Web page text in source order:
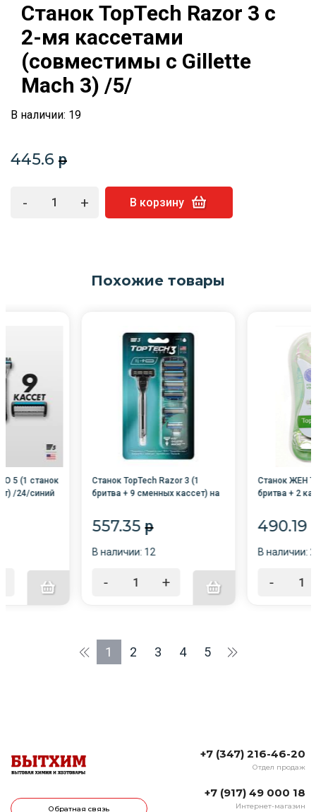
Станок TopTech Razor 3 с
2-мя кассетами
(cовместимы с Gillette
Mach 3) /5/
В наличии: 19
445.6 p
- + В корзину
Похожие товары
5 (1 станок
/24/синий
Станок TopTech Razor 3 (1
бритва + 9 сменных кассет) на
557.35 p
В наличии: 12
- +
Станок ЖЕН
бритва + 2
зеленый
490.19
В наличии:
-
1 2 3 4 5
Обратная связь
+7 (347) 216-46-20
Отдел продаж
+7 (917) 49 000 18
Интернет-магазин